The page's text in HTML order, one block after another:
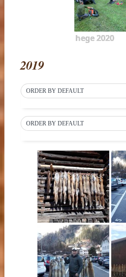
hege 2020
2019
ORDER BY DEFAULT
ORDER BY DEFAULT